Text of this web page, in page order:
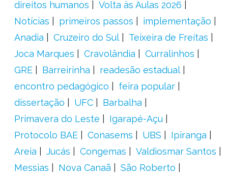
direitos humanos
Volta às Aulas 2026
Notícias
primeiros passos
implementação
Anadia
Cruzeiro do Sul
Teixeira de Freitas
Joca Marques
Cravolândia
Curralinhos
GRE
Barreirinha
readesão estadual
encontro pedagógico
feira popular
dissertação
UFC
Barbalha
Primavera do Leste
Igarapé-Açu
Protocolo BAE
Conasems UBS
Ipiranga
Areia
Jucás Congemas
Valdiosmar Santos
Messias
Nova Canaã
São Roberto